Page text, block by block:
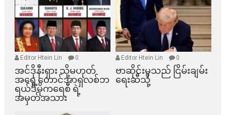
Editor Htein Lin 0
အင်ဒိုနီးရှား သို့မဟုတ်
အရှေ့တောင်အာရှလစ်ဘ
ရယ်ဒီမိုကရေစီ ရဲ့
အမှတ်အသား
Editor Htein Lin 0
ဗာဆိုင်းမှသည် ငြိမ်းချမ်း
ရေးဆီသို့